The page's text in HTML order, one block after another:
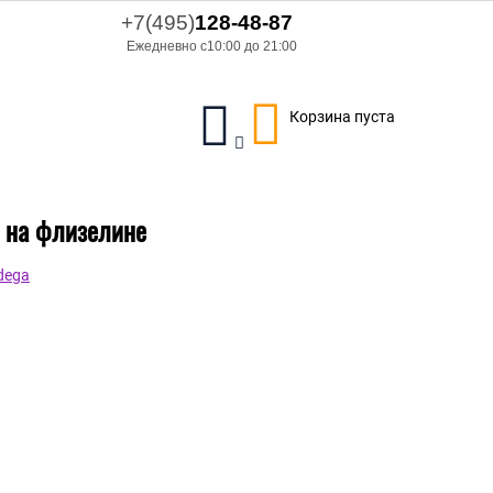
+7(495)128-48-87
Ежедневно с10:00 до 21:00
Корзина пуста
флизелине